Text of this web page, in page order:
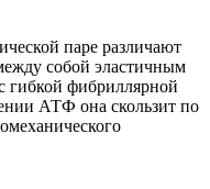
паре различают
собой эластичным
гибкой фибриллярной
АТФ она скользит по